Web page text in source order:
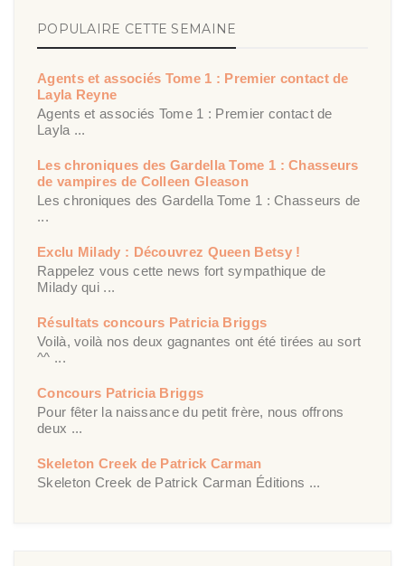
POPULAIRE CETTE SEMAINE
Agents et associés Tome 1 : Premier contact de
Layla Reyne
Agents et associés Tome 1 : Premier contact de
Layla ...
Les chroniques des Gardella Tome 1 : Chasseurs
de vampires de Colleen Gleason
Les chroniques des Gardella Tome 1 : Chasseurs de
...
Exclu Milady : Découvrez Queen Betsy !
Rappelez vous cette news fort sympathique de
Milady qui ...
Résultats concours Patricia Briggs
Voilà, voilà nos deux gagnantes ont été tirées au sort
^^ ...
Concours Patricia Briggs
Pour fêter la naissance du petit frère, nous offrons
deux ...
Skeleton Creek de Patrick Carman
Skeleton Creek de Patrick Carman Éditions ...